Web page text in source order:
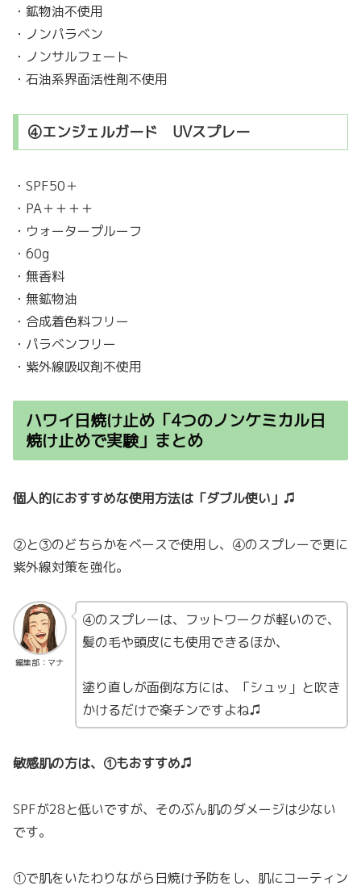
・鉱物油不使用
・ノンパラベン
・ノンサルフェート
・石油系界面活性剤不使用
④エンジェルガード UVスプレー
・SPF50＋
・PA＋＋＋＋
・ウォータープルーフ
・60g
・無香料
・無鉱物油
・合成着色料フリー
・パラベンフリー
・紫外線吸収剤不使用
ハワイ日焼け止め「4つのノンケミカル日
焼け止めで実験」まとめ
個人的におすすめな使用方法は「ダブル使い」♫
②と③のどちらかをベースで使用し、④のスプレーで更に
紫外線対策を強化。
編集部：マナ
④のスプレーは、フットワークが軽いので、
髪の毛や頭皮にも使用できるほか、
塗り直しが面倒な方には、「シュッ」と吹き
かけるだけで楽チンですよね♫
敏感肌の方は、①もおすすめ♫
SPFが28と低いですが、そのぶん肌のダメージは少ない
です。
①で肌をいたわりながら日焼け予防をし、肌にコーティン